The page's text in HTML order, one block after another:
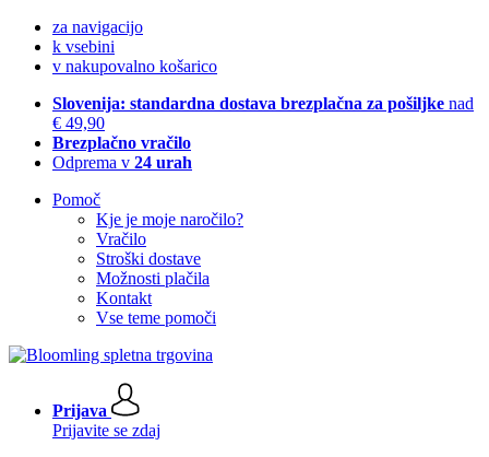
za navigacijo
k vsebini
v nakupovalno košarico
Slovenija: standardna dostava brezplačna za pošiljke nad
€ 49,90
Brezplačno vračilo
Odprema v 24 urah
Pomoč
Kje je moje naročilo?
Vračilo
Stroški dostave
Možnosti plačila
Kontakt
Vse teme pomoči
Prijava
Prijavite se zdaj